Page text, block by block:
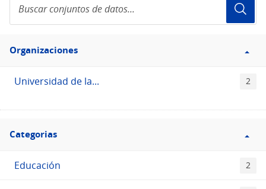
conjuntos
de
Filtro
Organizaciones
Organizaciones
Universidad de la... 2
Filtro
Categorias
Categorias
Educación 2